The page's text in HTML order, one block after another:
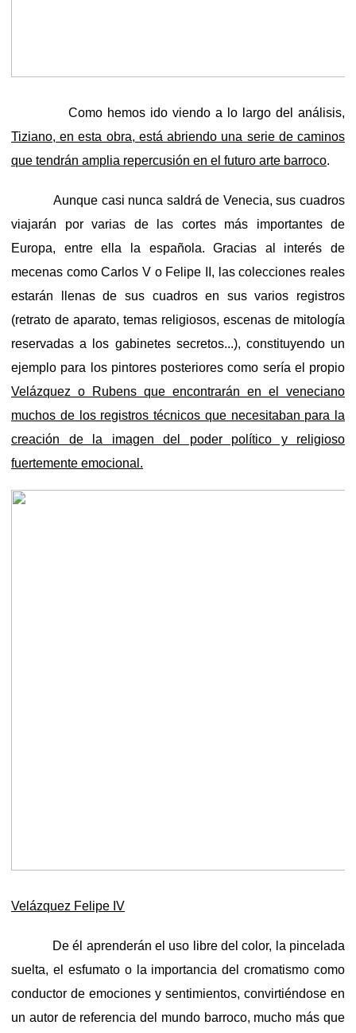
Como hemos ido viendo a lo largo del análisis,
Tiziano, en esta obra, está abriendo una serie de caminos
que tendrán amplia repercusión en el futuro arte barroco.
Aunque casi nunca saldrá de Venecia, sus cuadros
viajarán por varias de las cortes más importantes de
Europa, entre ella la española. Gracias al interés de
mecenas como Carlos V o Felipe II, las colecciones reales
estarán llenas de sus cuadros en sus varios registros
(retrato de aparato, temas religiosos, escenas de mitología
reservadas a los gabinetes secretos...), constituyendo un
ejemplo para los pintores posteriores como sería el propio
Velázquez o Rubens que encontrarán en el veneciano
muchos de los registros técnicos que necesitaban para la
creación de la imagen del poder político y religioso
fuertemente emocional.
Velázquez Felipe IV
De él aprenderán el uso libre del color, la pincelada
suelta, el esfumato o la importancia del cromatismo como
conductor de emociones y sentimientos, convirtiéndose en
un autor de referencia del mundo barroco, mucho más que